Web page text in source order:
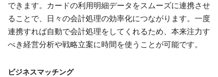
できます。カードの利用明細データをスムーズに連携させ
ることで、日々の会計処理の効率化につながります。一度
連携すれば自動で会計処理をしてくれるため、本来注力す
べき経営分析や戦略立案に時間を使うことが可能です。
ビジネスマッチング